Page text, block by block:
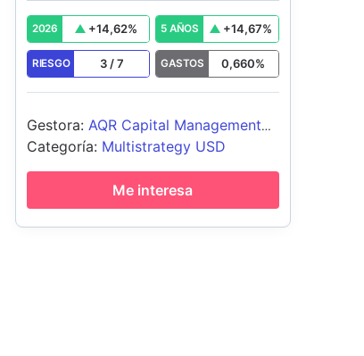
2026 +14,62% 5 AÑOS +14,67%
RIESGO 3/7 GASTOS 0,660%
Gestora: AQR Capital Management
LLC
Categoría: Multistrategy USD
Me interesa